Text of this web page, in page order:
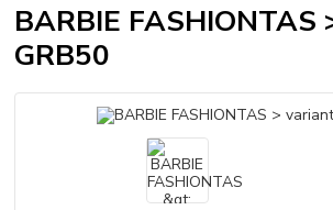
BARBIE FASHIONTAS
GRB50